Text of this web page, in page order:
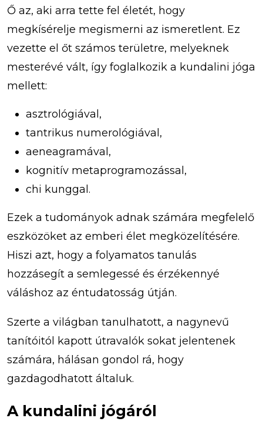
Ő az, aki arra tette fel életét, hogy
megkísérelje megismerni az ismeretlent. Ez
vezette el őt számos területre, melyeknek
mesterévé vált, így foglalkozik a kundalini jóga
mellett:
asztrológiával,
tantrikus numerológiával,
aeneagramával,
kognitív metaprogramozással,
chi kunggal.
Ezek a tudományok adnak számára megfelelő
eszközöket az emberi élet megközelítésére.
Hiszi azt, hogy a folyamatos tanulás
hozzásegít a semlegessé és érzékennyé
váláshoz az éntudatosság útján.
Szerte a világban tanulhatott, a nagynevű
tanítóitól kapott útravalók sokat jelentenek
számára, hálásan gondol rá, hogy
gazdagodhatott általuk.
A kundalini jógáról